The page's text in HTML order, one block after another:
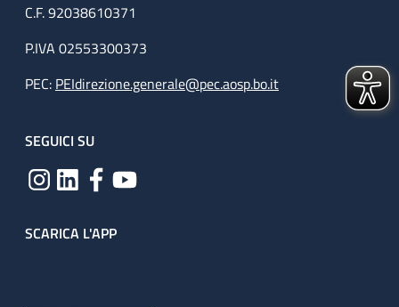
C.F. 92038610371
P.IVA 02553300373
PEC: PEIdirezione.generale@pec.aosp.bo.it
SEGUICI SU
SCARICA L'APP